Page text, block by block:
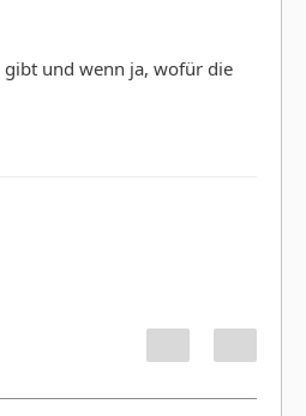
gibt und wenn ja, wofür die